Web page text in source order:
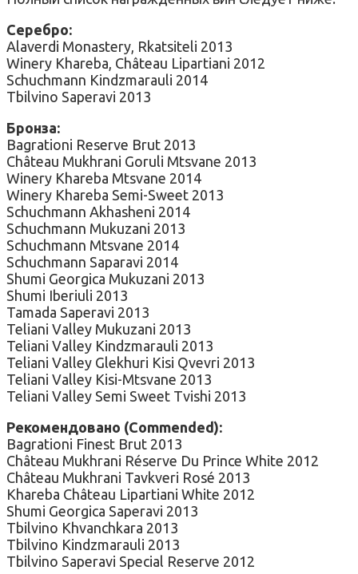
Серебро:
Alaverdi Monastery, Rkatsiteli 2013
Winery Khareba, Château Lipartiani 2012
Schuchmann Kindzmarauli 2014
Tbilvino Saperavi 2013
Бронза:
Bagrationi Reserve Brut 2013
Château Mukhrani Goruli Mtsvane 2013
Winery Khareba Mtsvane 2014
Winery Khareba Semi-Sweet 2013
Schuchmann Akhasheni 2014
Schuchmann Mukuzani 2013
Schuchmann Mtsvane 2014
Schuchmann Saparavi 2014
Shumi Georgica Mukuzani 2013
Shumi Iberiuli 2013
Tamada Saperavi 2013
Teliani Valley Mukuzani 2013
Teliani Valley Kindzmarauli 2013
Teliani Valley Glekhuri Kisi Qvevri 2013
Teliani Valley Kisi-Mtsvane 2013
Teliani Valley Semi Sweet Tvishi 2013
Рекомендовано (Commended):
Bagrationi Finest Brut 2013
Château Mukhrani Réserve Du Prince White 2012
Château Mukhrani Tavkveri Rosé 2013
Khareba Château Lipartiani White 2012
Shumi Georgica Saperavi 2013
Tbilvino Khvanchkara 2013
Tbilvino Kindzmarauli 2013
Tbilvino Saperavi Special Reserve 2012